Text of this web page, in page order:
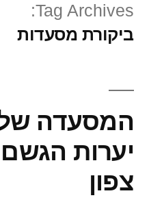
Tag Archives:
ביקורת מסעדות
המסעדה
יערות
צפון